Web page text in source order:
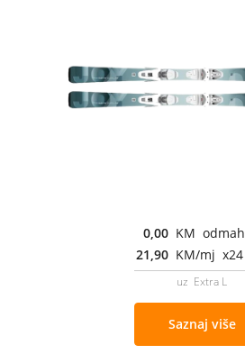
0,00 KM odmah
21,90 KM/mj x24
uz Extra L
Saznaj više